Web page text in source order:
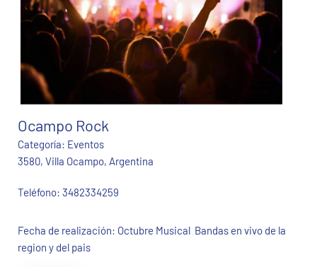
Ocampo Rock
Categoría: Eventos
3580, Villa Ocampo, Argentina
Teléfono: 3482334259
Fecha de realización: Octubre Musical Bandas en vivo de la
region y del pais